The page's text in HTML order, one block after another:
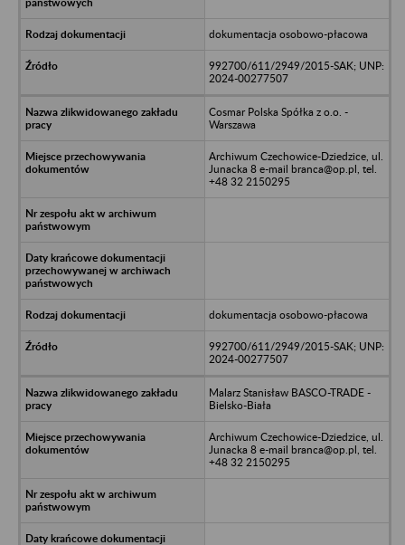
dokumentacja osobowo-płacowa
992700/611/2949/2015-SAK; UNP:
2024-00277507
Cosmar Polska Spółka z o.o. -
Warszawa
Archiwum Czechowice-Dziedzice, ul.
Junacka 8 e-mail branca@op.pl, tel.
+48 32 2150295
dokumentacja osobowo-płacowa
992700/611/2949/2015-SAK; UNP:
2024-00277507
Malarz Stanisław BASCO-TRADE -
Bielsko-Biała
Archiwum Czechowice-Dziedzice, ul.
Junacka 8 e-mail branca@op.pl, tel.
+48 32 2150295